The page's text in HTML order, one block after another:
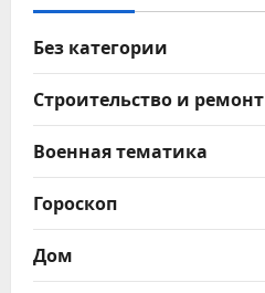
Без категории
Строительство и ремонт
Военная тематика
Гороскоп
Дом